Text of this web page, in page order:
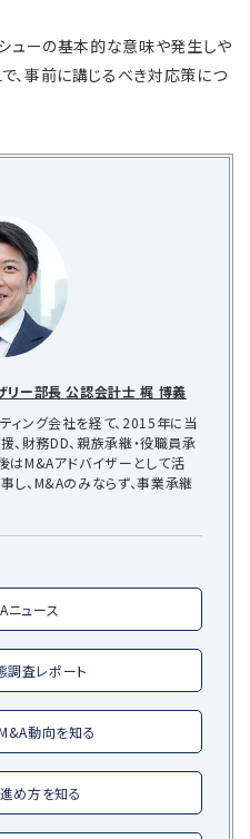
ューの基本的な意味や発生しや
、事前に講じるべき対応策につ
リー部長 公認会計士 梶 博義
ィング会社を経て、2015年に当
、財務DD、親族承継・役職員承
はM&Aアドバイザーとして活
し、M&Aのみならず、事業承継
ニュース
調査レポート
動向を知る
め方を知る